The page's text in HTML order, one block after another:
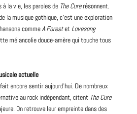
à la vie, les paroles de The Curerésonnent.
la musiquegothique, c’est une exploration
commeA Forestet Lovesong
mélancolie douce-amère qui touche tous
actuelle
encore sentir aujourd’hui. De nombreux
au rock indépendant, citent The Cure
On retrouve leur empreinte dans des